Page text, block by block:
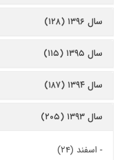
سال ۱۳۹۶ (۱۲۸)
سال ۱۳۹۵ (۱۱۵)
سال ۱۳۹۴ (۱۸۷)
سال ۱۳۹۳ (۲۰۵)
- اسفند (۲۴)